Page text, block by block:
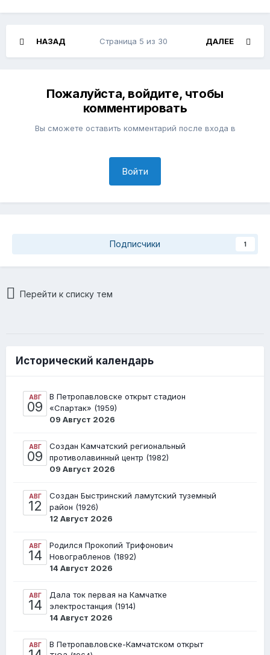
НАЗАД ДАЛЕЕ
Страница 5 из 30
Пожалуйста, войдите, чтобы
комментировать
Вы сможете оставить комментарий после входа в
Войти
Подписчики 1
Перейти к списку тем
Исторический календарь
АВГ
09
В Петропавловске открыт стадион
«Спартак» (1959)
09 Август 2026
АВГ
09
Создан Камчатский региональный
противолавинный центр (1982)
09 Август 2026
АВГ
12
Создан Быстринский ламутский туземный
район (1926)
12 Август 2026
АВГ
14
Родился Прокопий Трифонович
Новограбленов (1892)
14 Август 2026
АВГ
14
Дала ток первая на Камчатке
электростанция (1914)
14 Август 2026
АВГ
В Петропавловске-Камчатском открыт